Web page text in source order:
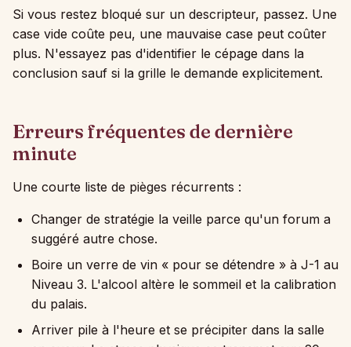
Si vous restez bloqué sur un descripteur, passez. Une
case vide coûte peu, une mauvaise case peut coûter
plus. N'essayez pas d'identifier le cépage dans la
conclusion sauf si la grille le demande explicitement.
Erreurs fréquentes de dernière
minute
Une courte liste de pièges récurrents :
Changer de stratégie la veille parce qu'un forum a
suggéré autre chose.
Boire un verre de vin « pour se détendre » à J-1 au
Niveau 3. L'alcool altère le sommeil et la calibration
du palais.
Arriver pile à l'heure et se précipiter dans la salle